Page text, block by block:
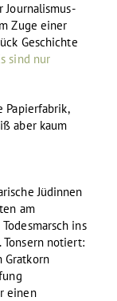
Journalismus-
Zuge einer
Geschichte
sind nur
Papierfabrik,
aber kaum
Jüdinnen
am
ins
notiert:
Gratkorn
einen